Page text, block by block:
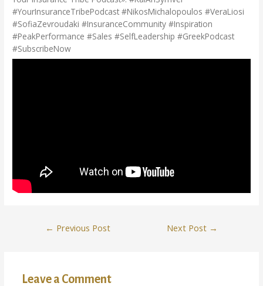
#YourInsuranceTribePodcast #NikosMichalopoulos #VeraLiosi
#SofiaZevroudaki #InsuranceCommunity #Inspiration
#PeakPerformance #Sales #SelfLeadership #GreekPodcast
#SubscribeNow
← Previous Post Next Post →
Leave a Comment